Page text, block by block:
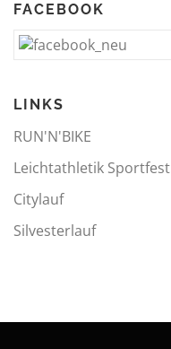
FACEBOOK
LINKS
RUN'N'BIKE
Leichtathletik Sportfest
Citylauf
Silvesterlauf